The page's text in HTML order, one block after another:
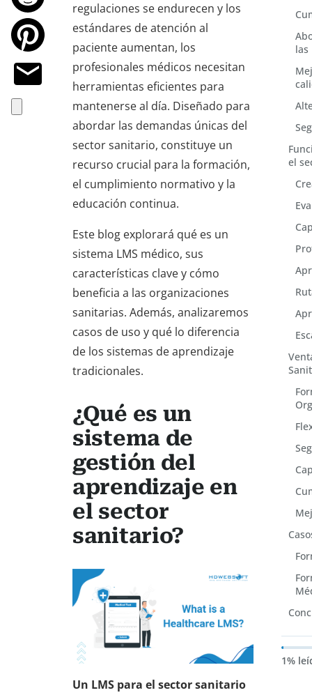
regulaciones se endurecen y los
estándares de atención al
paciente aumentan, los
profesionales médicos necesitan
herramientas eficientes para
mantenerse al día. Diseñado para
abordar las demandas únicas del
sector sanitario, constituye un
recurso crucial para la formación,
el cumplimiento normativo y la
educación continua.
Este blog explorará qué es un
sistema LMS médico, sus
características clave y cómo
beneficia a las organizaciones
sanitarias. Además, analizaremos
casos de uso y qué lo diferencia
de los sistemas de aprendizaje
tradicionales.
¿Qué es un
sistema de
gestión del
aprendizaje en
el sector
sanitario?
Un LMS para el sector sanitario
las
el
1%